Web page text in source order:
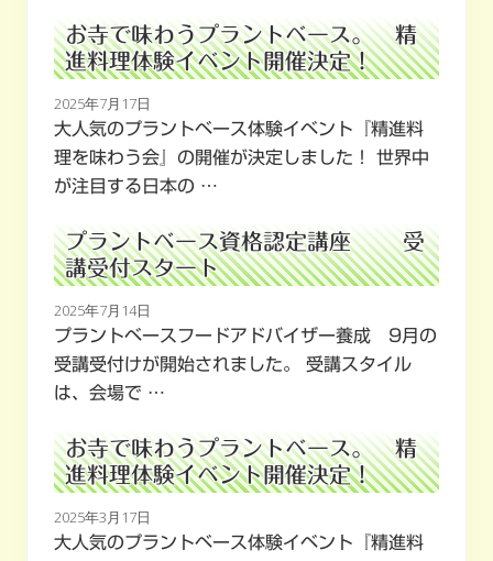
お寺で味わうプラントベース。 精
進料理体験イベント開催決定！
2025年7月17日
大人気のプラントベース体験イベント『精進料
理を味わう会』の開催が決定しました！ 世界中
が注目する日本の …
プラントベース資格認定講座 受
講受付スタート
2025年7月14日
プラントベースフードアドバイザー養成 9月の
受講受付けが開始されました。 受講スタイル
は、会場で …
お寺で味わうプラントベース。 精
進料理体験イベント開催決定！
2025年3月17日
大人気のプラントベース体験イベント『精進料